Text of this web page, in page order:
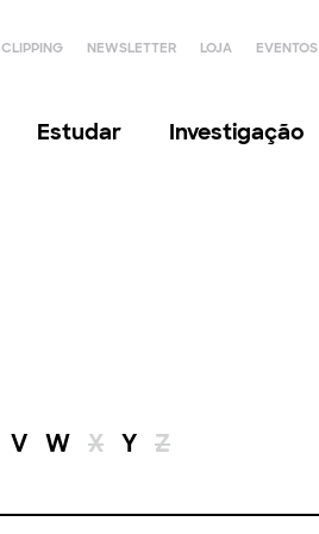
CLIPPING NEWSLETTER LOJA EVENTOS
Estudar Investigação
V W X Y Z